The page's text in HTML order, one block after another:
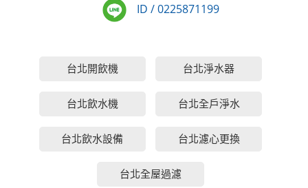
ID / 0225871199
台北開飲機 台北淨水器
台北飲水機 台北全戶淨水
台北飲水設備 台北濾心更換
台北全屋過濾